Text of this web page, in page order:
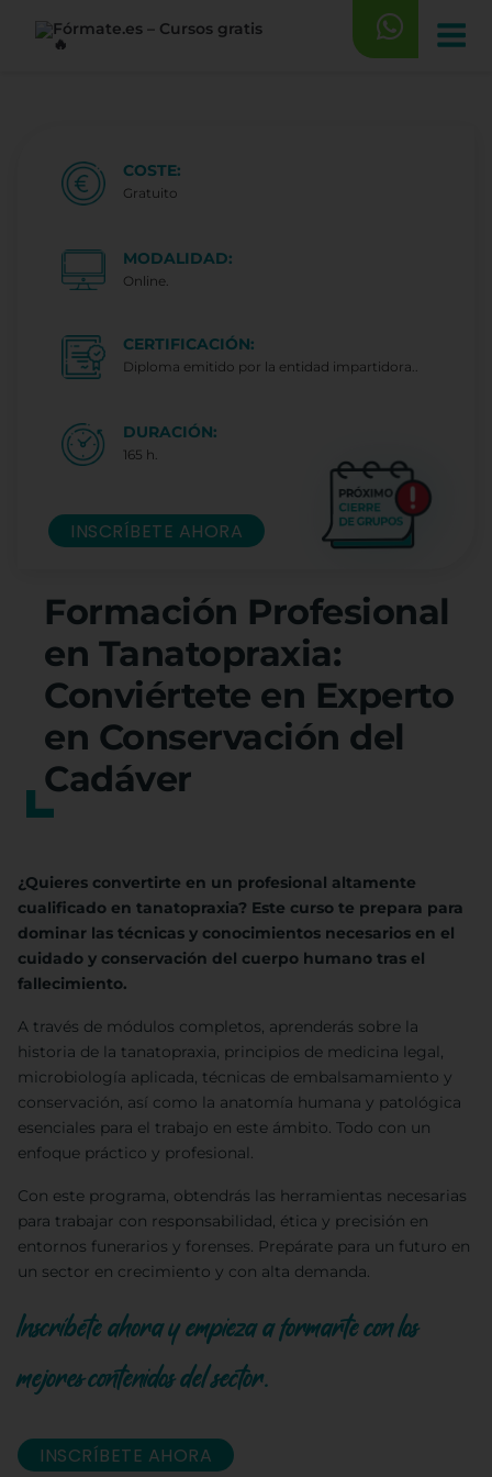
Formación Profesional
en Tanatopraxia:
Conviértete en Experto
en Conservación del
Cadáver
¿Quieres convertirte en un profesional altamente
cualificado en tanatopraxia? Este curso te prepara para
dominar las técnicas y conocimientos necesarios en el
cuidado y conservación del cuerpo humano tras el
fallecimiento.
A través de módulos completos, aprenderás sobre la
historia de la tanatopraxia, principios de medicina legal,
microbiología aplicada, técnicas de embalsamamiento y
conservación, así como la anatomía humana y patológica
esenciales para el trabajo en este ámbito. Todo con un
enfoque práctico y profesional.
Con este programa, obtendrás las herramientas necesarias
para trabajar con responsabilidad, ética y precisión en
entornos funerarios y forenses. Prepárate para un futuro en
un sector en crecimiento y con alta demanda.
Inscríbete ahora y empieza a formarte con los
mejores contenidos del sector.
INSCRÍBETE AHORA
COSTE:
Gratuito
MODALIDAD:
Online.
CERTIFICACIÓN:
Diploma emitido por la entidad impartidora..
DURACIÓN:
165 h.
INSCRÍBETE AHORA